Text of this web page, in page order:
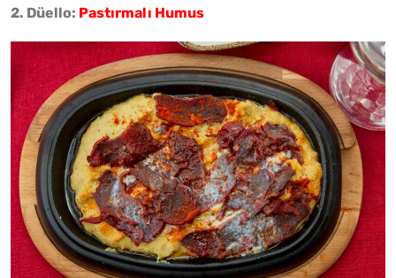
2. Düello: Pastırmalı Humus